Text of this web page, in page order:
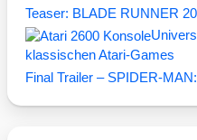
Teaser: BLADE RUNNER
klassischen Atari-Games
Final Trailer – SPIDER-